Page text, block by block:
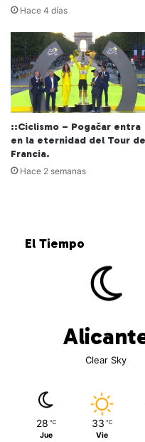
Hace 4 días
::Ciclismo – Pogačar entra
en la eternidad del Tour de
Francia.
Hace 2 semanas
El Tiempo
Clear Sky
28 ℃
Jue
33 ℃
Vie